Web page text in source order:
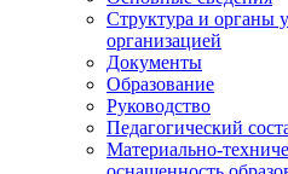
Структура и органы
организацией
Документы
Образование
Руководство
Педагогический
Материально-